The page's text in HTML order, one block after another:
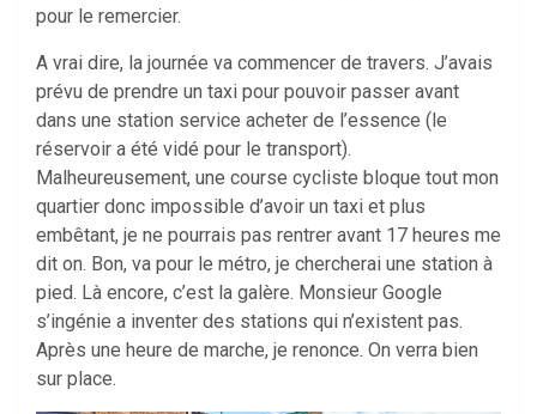
pour le remercier.
A vrai dire, la journée va commencer de travers. J’avais
prévu de prendre un taxi pour pouvoir passer avant
dans une station service acheter de l’essence (le
réservoir a été vidé pour le transport).
Malheureusement, une course cycliste bloque tout mon
quartier donc impossible d’avoir un taxi et plus
embêtant, je ne pourrais pas rentrer avant 17 heures me
dit on. Bon, va pour le métro, je chercherai une station à
pied. Là encore, c’est la galère. Monsieur Google
s’ingénie a inventer des stations qui n’existent pas.
Après une heure de marche, je renonce. On verra bien
sur place.